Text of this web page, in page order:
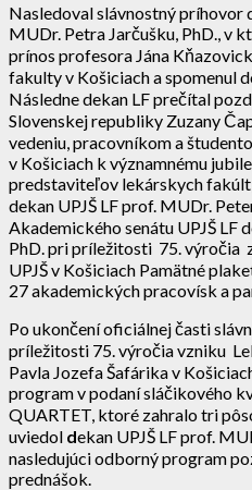
Nasledoval slávnostný príhovor
MUDr. Petra Jarčušku, PhD., v
prínos profesora Jána
fakulty v Košiciach a spomenul
Následne dekan LF prečítal
Slovenskej republiky Zuzany
vedeniu, pracovníkom a
v Košiciach k významnému
predstaviteľov lekárskych
dekan UPJŠ LF prof. MUDr.
Akademického senátu UPJŠ LF
PhD. pri príležitosti 75. výročia
UPJŠ v Košiciach Pamätné
27 akademických pracovísk a
Po ukončení oficiálnej časti
príležitosti 75. výročia vzniku
Pavla Jozefa Šafárika v
program v podaní sláčikového
QUARTET, ktoré zahralo tri
uviedol dekan UPJŠ LF prof.
nasledujúci odborný program
prednášok.